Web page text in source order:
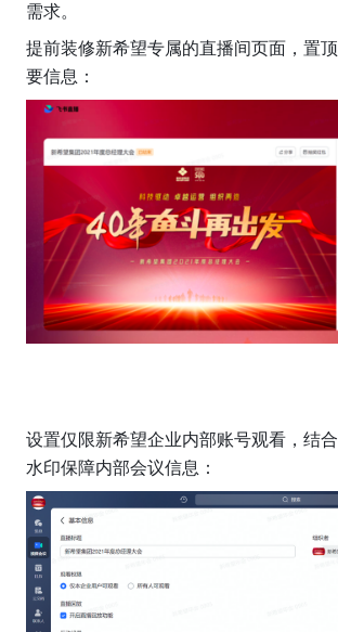
需求。
提前装修新希望专属的直播间页面，置
要信息：
设置仅限新希望企业内部账号观看，结
水印保障内部会议信息：